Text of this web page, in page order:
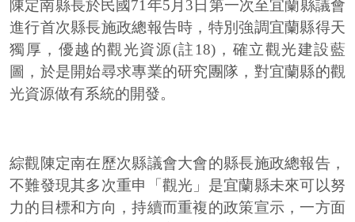
陳定南縣長於民國71年5月3日第一次至宜蘭縣議會
進行首次縣長施政總報告時，特別強調宜蘭縣得天
獨厚，優越的觀光資源(註18)，確立觀光建設藍
圖，於是開始尋求專業的研究團隊，對宜蘭縣的觀
光資源做有系統的開發。
綜觀陳定南在歷次縣議會大會的縣長施政總報告，
不難發現其多次重申「觀光」是宜蘭縣未來可以努
力的目標和方向，持續而重複的政策宣示，一方面